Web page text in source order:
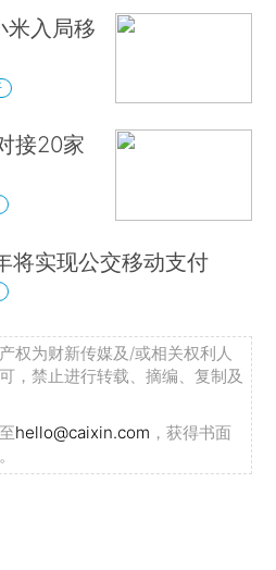
米入局移
接20家
将实现公交移动支付
权为财新传媒及/或相关权利人
，禁止进行转载、摘编、复制及
hello@caixin.com ，获得书面